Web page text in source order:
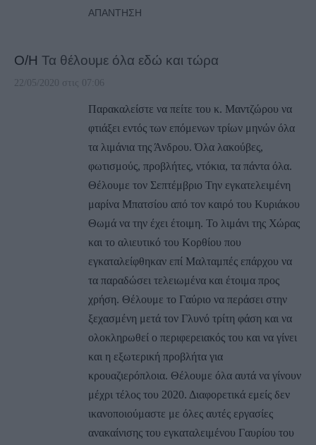
ΑΠΆΝΤΗΣΗ
Ο/Η Τα θέλουμε όλα εδώ και τώρα
22/05/2020 στις 07:06
Παρακαλείστε να πείτε του κ. Μαντζώρου να
φτιάξει εντός των επόμενων τρίων μηνών όλα
τα λιμάνια της Άνδρου. Όλα λακούβες,
φωτισμούς, προβλήτες, ντόκια, τα πάντα όλα.
Θέλουμε τον Σεπτέμβριο Την εγκατελειμένη
μαρίνα Μπατσίου από τον καιρό του Κυριάκου
Θωμά να την έχει έτοιμη. Το λιμάνι της Χώρας
και το αλιευτικό του Κορθίου που
εγκαταλείφθηκαν επί Μαλταμπές επάρχου να
τα παραδώσει τελειωμένα και έτοιμα προς
χρήση. Θέλουμε το Γαύριο να περάσει στην
ξεχασμένη μετά τον Γλυνό τρίτη φάση και να
ολοκληρωθεί ο περιφερειακός του και να γίνει
και η εξωτερική προβλήτα για
κρουαζιερόπλοια. Θέλουμε όλα αυτά να γίνουν
μέχρι τέλος του 2020. Διαφορετικά εμείς δεν
ικανοποιούμαστε με όλες αυτές εργασίες
ανακαίνισης του εγκαταλειμένου Γαυρίου του